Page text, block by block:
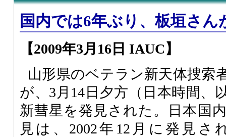
国内では6年ぶり、板垣さん
【2009年3月16日 IAUC】
山形県のベテラン新天体捜索
が、3月14日夕方（日本時間、
新彗星を発見された。日本国
見は、2002年12月に発見さ